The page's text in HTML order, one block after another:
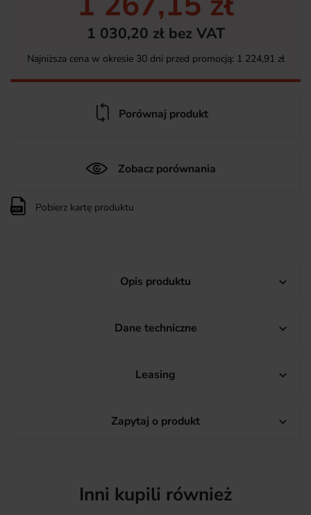
1 030,20 zł bez VAT
Najniższa cena w okresie 30 dni przed promocją: 1 224,91 zł
Porównaj produkt
Zobacz porównania
Pobierz kartę produktu
Opis produktu 
Dane techniczne 
Leasing 
Zapytaj o produkt 
Inni kupili również